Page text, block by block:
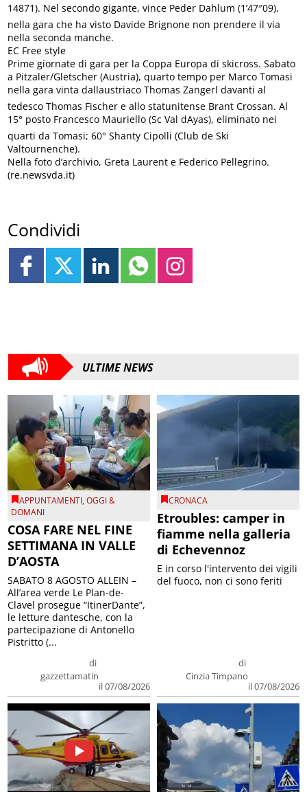
14871). Nel secondo gigante, vince Peder Dahlum (1’47″09),
nella gara che ha visto Davide Brignone non prendere il via
nella seconda manche.
EC Free style
Prime giornate di gara per la Coppa Europa di skicross. Sabato
a Pitzaler/Gletscher (Austria), quarto tempo per Marco Tomasi
nella gara vinta dallaustriaco Thomas Zangerl davanti al
tedesco Thomas Fischer e allo statunitense Brant Crossan. Al
15° posto Francesco Mauriello (Sc Val dAyas), eliminato nei
quarti da Tomasi; 60° Shanty Cipolli (Club de Ski
Valtournenche).
Nella foto d’archivio, Greta Laurent e Federico Pellegrino.
(re.newsvda.it)
Condividi
ULTIME NEWS
APPUNTAMENTI,OGGI &
DOMANI
COSA FARE NEL FINE
SETTIMANA IN VALLE
D’AOSTA
di
gazzettamatin
il 07/08/2026
SABATO 8 AGOSTO ALLEIN –
All’area verde Le Plan-de-
Clavel prosegue “ItinerDante”,
le letture dantesche, con la
partecipazione di Antonello
Pistritto (...
CRONACA
Etroubles: camper in
fiamme nella galleria
di Echevennoz
di
Cinzia Timpano
il 07/08/2026
E in corso l'intervento dei vigili
del fuoco, non ci sono feriti